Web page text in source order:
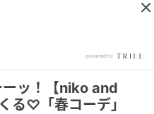
ーッ！【niko and
る♡「春コーデ」